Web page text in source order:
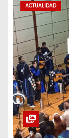
ACTUALIDAD